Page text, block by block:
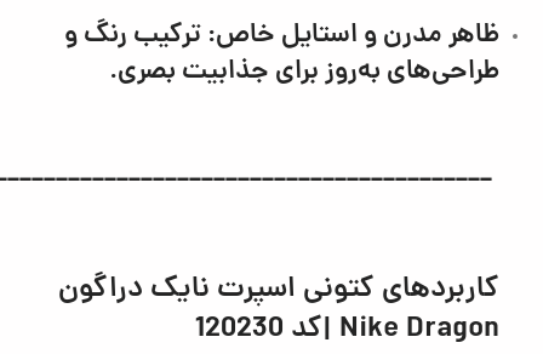
ظاهر مدرن و استایل خاص: ترکیب رنگ و
طراحی‌های به‌روز برای جذابیت بصری.
کاربردهای کتونی اسپرت نایک دراگون
Nike Dragon |كد 120230